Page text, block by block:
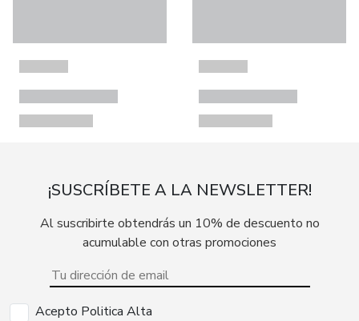
¡SUSCRÍBETE A LA NEWSLETTER!
Al suscribirte obtendrás un 10% de descuento no
acumulable con otras promociones
Acepto Politica Alta